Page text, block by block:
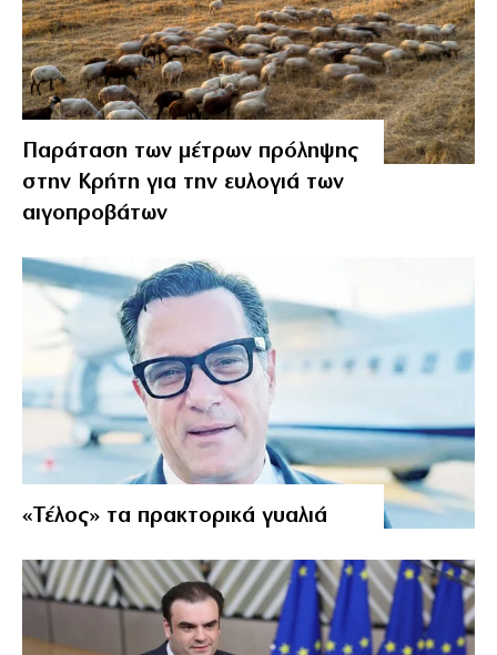
Παράταση των μέτρων πρόληψης
στην Κρήτη για την ευλογιά των
αιγοπροβάτων
«Τέλος» τα πρακτορικά γυαλιά